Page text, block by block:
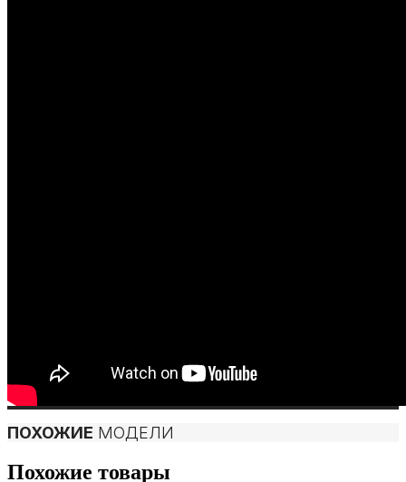
ПОХОЖИЕ МОДЕЛИ
Похожие товары